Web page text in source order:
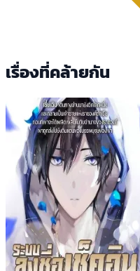
เรื่องที่คล้ายกัน